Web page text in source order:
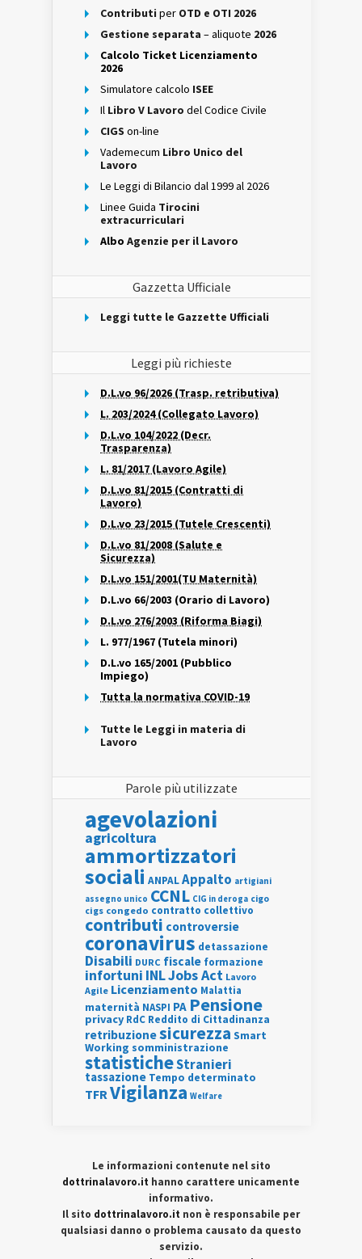
Contributi per OTD e OTI 2026
Gestione separata – aliquote 2026
Calcolo Ticket Licenziamento
2026
Simulatore calcolo ISEE
Il Libro V Lavoro del Codice Civile
CIGS on-line
Vademecum Libro Unico del
Lavoro
Le Leggi di Bilancio dal 1999 al 2026
Linee Guida Tirocini
extracurriculari
Albo Agenzie per il Lavoro
Gazzetta Ufficiale
Leggi tutte le Gazzette Ufficiali
Leggi più richieste
D.L.vo 96/2026 (Trasp. retributiva)
L. 203/2024 (Collegato Lavoro)
D.L.vo 104/2022 (Decr.
Trasparenza)
L. 81/2017 (Lavoro Agile)
D.L.vo 81/2015 (Contratti di
Lavoro)
D.L.vo 23/2015 (Tutele Crescenti)
D.L.vo 81/2008 (Salute e
Sicurezza)
D.L.vo 151/2001(TU Maternità)
D.L.vo 66/2003 (Orario di Lavoro)
D.L.vo 276/2003 (Riforma Biagi)
L. 977/1967 (Tutela minori)
D.L.vo 165/2001 (Pubblico
Impiego)
Tutta la normativa COVID-19
Tutte le Leggi in materia di
Lavoro
Parole più utilizzate
agevolazioni
agricoltura
ammortizzatori
sociali ANPALAppalto artigiani
assegno unico CCNL CIG in deroga cigo
cigs congedo contratto collettivo
contributi controversie
coronavirus detassazione
Disabili DURC fiscale formazione
infortuni INLJobs Act Lavoro
Agile Licenziamento Malattia
maternità NASPI PA Pensione
privacy RdC Reddito di Cittadinanza
retribuzionesicurezza Smart
Working somministrazione
statisticheStranieri
tassazione Tempo determinato
TFRVigilanza Welfare
Le informazioni contenute nel sito
dottrinalavoro.it hanno carattere unicamente
informativo.
Il sito dottrinalavoro.it non è responsabile per
qualsiasi danno o problema causato da questo
servizio.